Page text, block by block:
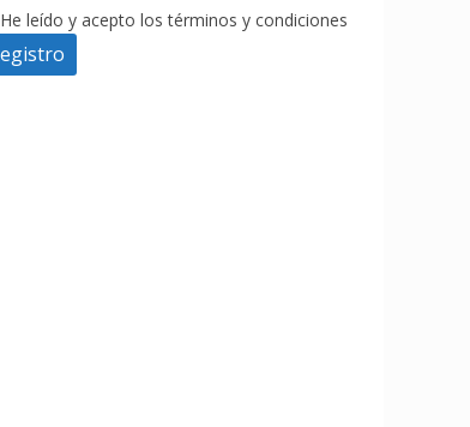
He leído y acepto los términos y condiciones